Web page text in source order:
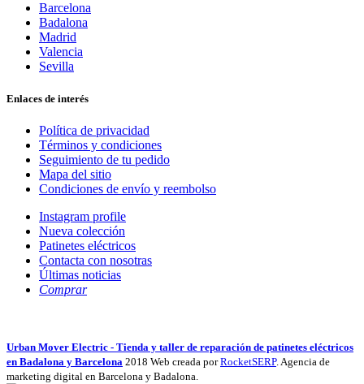
Barcelona
Badalona
Madrid
Valencia
Sevilla
Enlaces de interés
Política de privacidad
Términos y condiciones
Seguimiento de tu pedido
Mapa del sitio
Condiciones de envío y reembolso
Instagram profile
Nueva colección
Patinetes eléctricos
Contacta con nosotras
Últimas noticias
Comprar
Urban Mover Electric - Tienda y taller de reparación de patinetes eléctricos
en Badalona y Barcelona 2018 Web creada porRocketSERP. Agencia de
marketing digital en Barcelona y Badalona.